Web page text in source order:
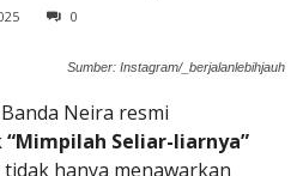
0
Sumber: Instagram/_berjalanlebihjauh
Neira resmi
“Mimpilah Seliar-liarnya”
hanya menawarkan